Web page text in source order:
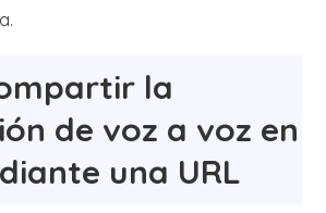
la
de voz a voz en
una URL